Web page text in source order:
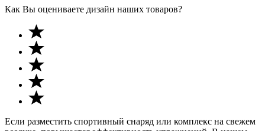
Как Вы оцениваете дизайн наших товаров?
Если разместить спортивный снаряд или комплекс на свежем